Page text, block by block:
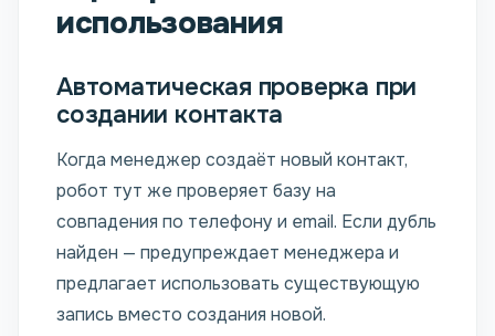
использования
Автоматическая проверка при
создании контакта
Когда менеджер создаёт новый контакт,
робот тут же проверяет базу на
совпадения по телефону и email. Если дубль
найден — предупреждает менеджера и
предлагает использовать существующую
запись вместо создания новой.